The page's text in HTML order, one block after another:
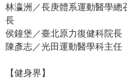
林瀛洲／長庚體系運動醫學總
長
侯鐘堡／臺北原力復健科院長
陳彥志／光田運動醫學科主任
【健身界】